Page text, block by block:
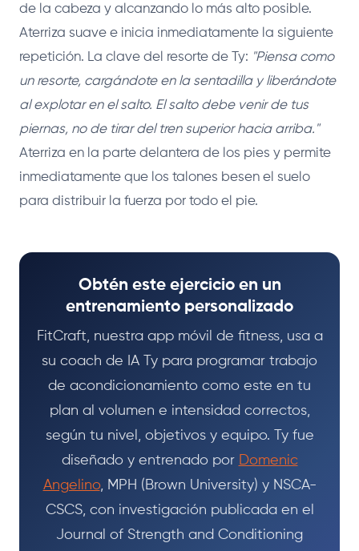
de la cabeza y alcanzando lo más alto posible.
Aterriza suave e inicia inmediatamente la siguiente
repetición. La clave del resorte de Ty: "Piensa como
un resorte, cargándote en la sentadilla y liberándote
al explotar en el salto. El salto debe venir de tus
piernas, no de tirar del tren superior hacia arriba."
Aterriza en la parte delantera de los pies y permite
inmediatamente que los talones besen el suelo
para distribuir la fuerza por todo el pie.
Obtén este ejercicio en un
entrenamiento personalizado
FitCraft, nuestra app móvil de fitness, usa a
su coach de IA Ty para programar trabajo
de acondicionamiento como este en tu
plan al volumen e intensidad correctos,
según tu nivel, objetivos y equipo. Ty fue
diseñado y entrenado por Domenic
Angelino, MPH (Brown University) y NSCA-
CSCS, con investigación publicada en el
Journal of Strength and Conditioning